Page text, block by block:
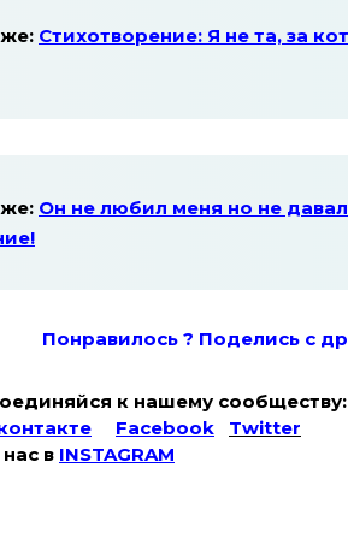
Стихотворение: Я не та, за
Он не любил меня но не
Понравилось ? Поделись с
к нашему сообществу:
Facebook
Twitter
в INSTAGRAM